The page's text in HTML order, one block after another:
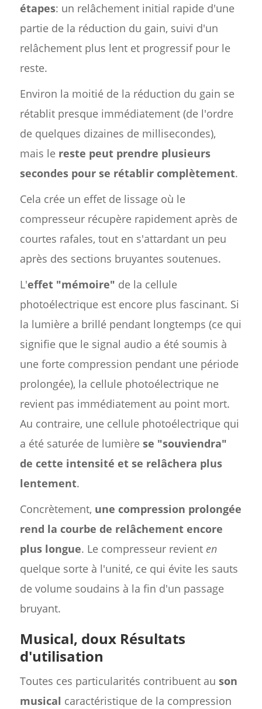
étapes: un relâchement initial rapide d'une
partie de la réduction du gain, suivi d'un
relâchement plus lent et progressif pour le
reste.
Environ la moitié de la réduction du gain se
rétablit presque immédiatement (de l'ordre
de quelques dizaines de millisecondes),
mais le reste peut prendre plusieurs
secondes pour se rétablir complètement.
Cela crée un effet de lissage où le
compresseur récupère rapidement après de
courtes rafales, tout en s'attardant un peu
après des sections bruyantes soutenues.
L'effet "mémoire" de la cellule
photoélectrique est encore plus fascinant. Si
la lumière a brillé pendant longtemps (ce qui
signifie que le signal audio a été soumis à
une forte compression pendant une période
prolongée), la cellule photoélectrique ne
revient pas immédiatement au point mort.
Au contraire, une cellule photoélectrique qui
a été saturée de lumière se "souviendra"
de cette intensité et se relâchera plus
lentement.
Concrètement, une compression prolongée
rend la courbe de relâchement encore
plus longue. Le compresseur revient en
quelque sorte à l'unité, ce qui évite les sauts
de volume soudains à la fin d'un passage
bruyant.
Musical, doux Résultats
d'utilisation
Toutes ces particularités contribuent au son
musical caractéristique de la compression